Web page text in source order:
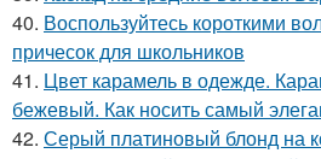
40. Воспользуйтесь короткими
причесок для школьников
41. Цвет карамель в одежде.
бежевый. Как носить самый
42. Серый платиновый блонд на